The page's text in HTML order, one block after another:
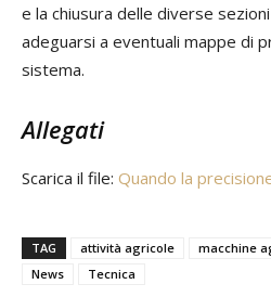
e la chiusura delle diverse
adeguarsi a eventuali mappe di
sistema.
Allegati
Scarica il file: Quando la
TAG attività agricole macchine
News
Tecnica